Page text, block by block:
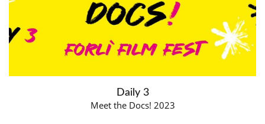
Daily 3
Meet the Docs! 2023